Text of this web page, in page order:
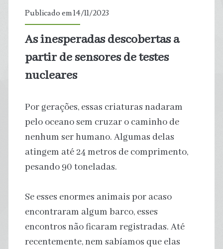
Publicado em 14/11/2023
As inesperadas descobertas a
partir de sensores de testes
nucleares
Por gerações, essas criaturas nadaram
pelo oceano sem cruzar o caminho de
nenhum ser humano. Algumas delas
atingem até 24 metros de comprimento,
pesando 90 toneladas.
Se esses enormes animais por acaso
encontraram algum barco, esses
encontros não ficaram registradas. Até
recentemente, nem sabíamos que elas